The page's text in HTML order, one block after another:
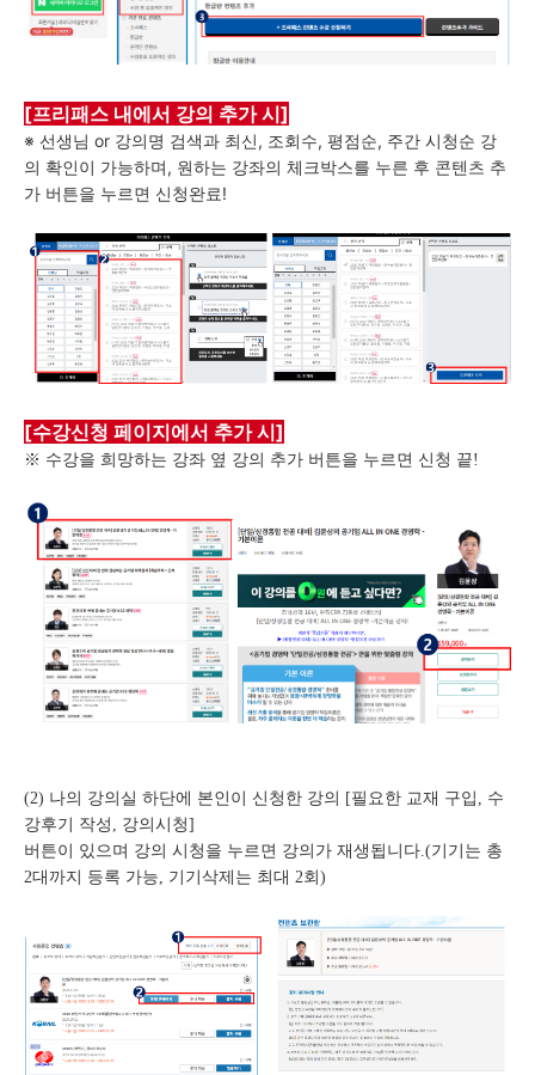
[프리패스 내에서 강의 추가 시]
※ 선생님 or 강의명 검색과 최신, 조회수, 평점순, 주간 시청순 강
의 확인이 가능하며, 원하는 강좌의 체크박스를 누른 후 콘텐츠 추
가 버튼을 누르면 신청완료!
[수강신청 페이지에서 추가 시]
※ 수강을 희망하는 강좌 옆 강의 추가 버튼을 누르면 신청 끝!
(2) 나의 강의실 하단에 본인이 신청한 강의 [필요한 교재 구입, 수
강후기 작성, 강의시청]
버튼이 있으며 강의 시청을 누르면 강의가 재생됩니다.(기기는 총
2대까지 등록 가능, 기기삭제는 최대 2회)